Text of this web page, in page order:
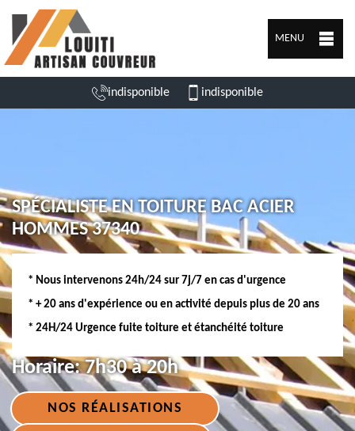
MENU
indisponible indisponible
SPÉCIALISTE EN TOITURE BAC ACIER
HOMMES 37340
* Nous intervenons 24h/24 sur 7j/7 en cas d'urgence
* + 20 ans d'expérience ou en activité depuis plus de 20 ans
* 24H/24 Urgence fuite toiture et étanchéité toiture
Horaire:7h30 à 20h
NOS RÉALISATIONS